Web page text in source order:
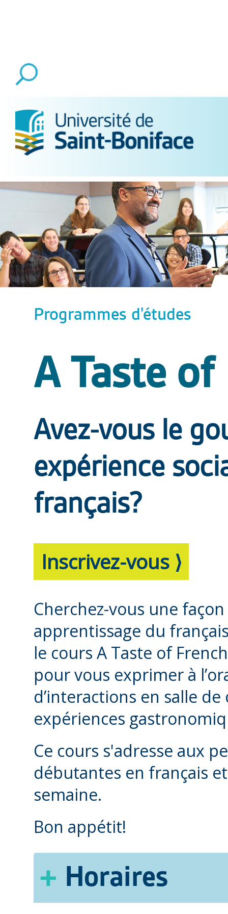
Programmes d'études
A Taste of
Avez-vous le
expérience
français?
Inscrivez-vous ⟩
Cherchez-vous une
apprentissage du
le cours A Taste of
pour vous exprimer à
d’interactions en salle
expériences
Ce cours s'adresse aux
débutantes en français
semaine.
Bon appétit!
Horaires